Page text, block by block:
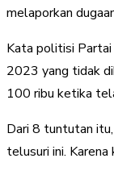
melaporkan
Kata politisi Partai
2023 yang tidak
100 ribu ketika
Dari 8 tuntutan
telusuri ini. Karena